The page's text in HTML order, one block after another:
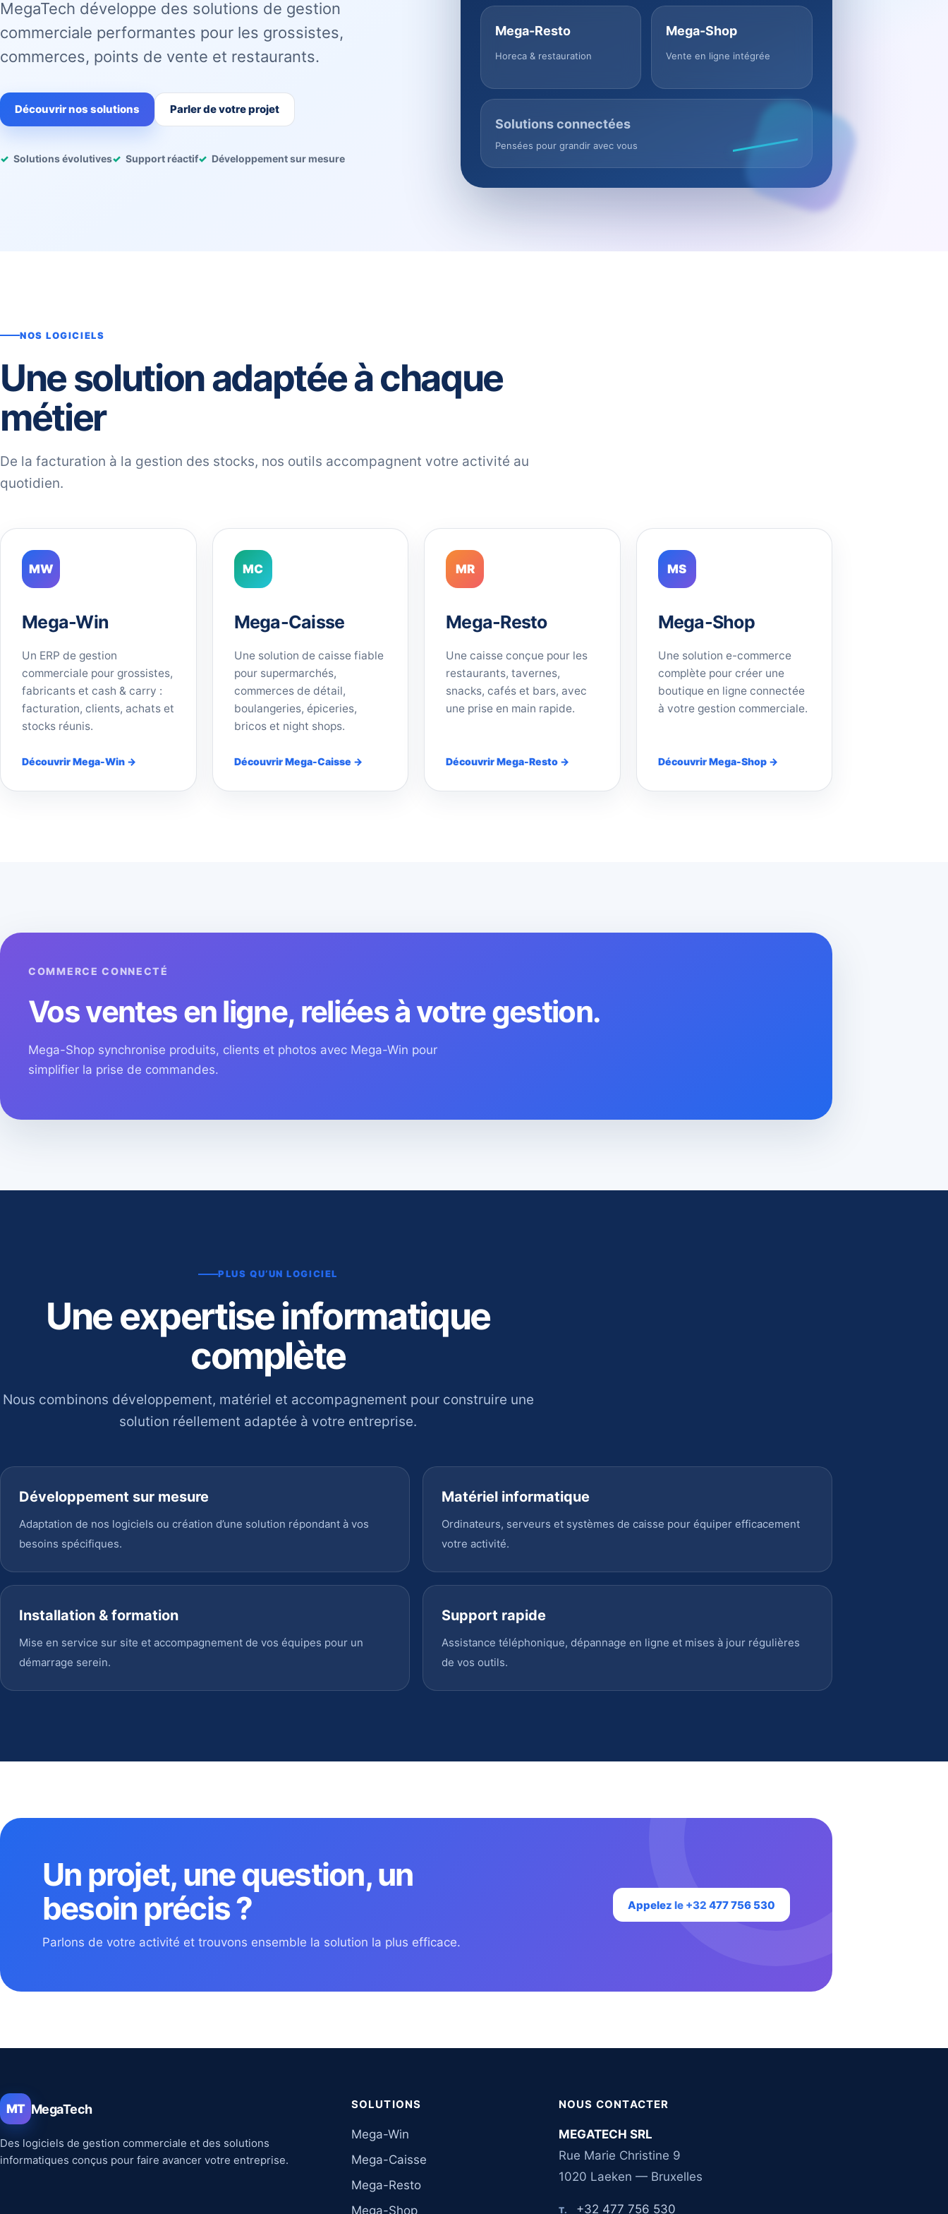
MegaTech développe des solutions de gestion
commerciale performantes pour les grossistes,
commerces, points de vente et restaurants.
Découvrir nos solutions Parler de votre projet
Solutions évolutives Support réactif Développement sur mesure
Mega-Resto
Horeca & restauration
Mega-Shop
Vente en ligne intégrée
Solutions connectées
Pensées pour grandir avec vous
NOS LOGICIELS
Une solution adaptée à chaque
métier
De la facturation à la gestion des stocks, nos outils accompagnent votre activité au
quotidien.
MW
Mega-Win
Un ERP de gestion
commerciale pour grossistes,
fabricants et cash & carry :
facturation, clients, achats et
stocks réunis.
Découvrir Mega-Win →
MC
Mega-Caisse
Une solution de caisse fiable
pour supermarchés,
commerces de détail,
boulangeries, épiceries,
bricos et night shops.
Découvrir Mega-Caisse →
MR
Mega-Resto
Une caisse conçue pour les
restaurants, tavernes,
snacks, cafés et bars, avec
une prise en main rapide.
Découvrir Mega-Resto →
MS
Mega-Shop
Une solution e-commerce
complète pour créer une
boutique en ligne connectée
à votre gestion commerciale.
Découvrir Mega-Shop →
COMMERCE CONNECTÉ
Vos ventes en ligne, reliées à votre gestion.
Mega-Shop synchronise produits, clients et photos avec Mega-Win pour
simplifier la prise de commandes.
PLUS QU’UN LOGICIEL
Une expertise informatique
complète
Nous combinons développement, matériel et accompagnement pour construire une
solution réellement adaptée à votre entreprise.
Développement sur mesure
Adaptation de nos logiciels ou création d’une solution répondant à vos
besoins spécifiques.
Matériel informatique
Ordinateurs, serveurs et systèmes de caisse pour équiper efficacement
votre activité.
Installation & formation
Mise en service sur site et accompagnement de vos équipes pour un
démarrage serein.
Support rapide
Assistance téléphonique, dépannage en ligne et mises à jour régulières
de vos outils.
Un projet, une question, un
besoin précis ?
Parlons de votre activité et trouvons ensemble la solution la plus efficace.
Appelez le +32 477 756 530
MT MegaTech
Des logiciels de gestion commerciale et des solutions
informatiques conçus pour faire avancer votre entreprise.
SOLUTIONS
Mega-Win
Mega-Caisse
Mega-Resto
Mega-Shop
NOUS CONTACTER
MEGATECH SRL
Rue Marie Christine 9
1020 Laeken — Bruxelles
T. +32 477 756 530